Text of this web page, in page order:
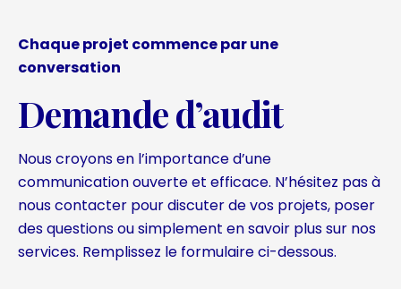
Chaque projet commence par une
conversation
Demande d’audit
Nous croyons en l’importance d’une
communication ouverte et efficace. N’hésitez pas à
nous contacter pour discuter de vos projets, poser
des questions ou simplement en savoir plus sur nos
services. Remplissez le formulaire ci-dessous.